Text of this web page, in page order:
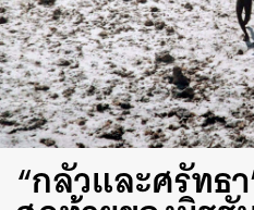
“กลัวและศรัทธ